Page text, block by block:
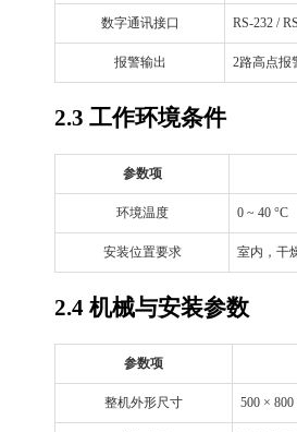
数字通讯接口 RS-232 /
报警输出 2路高点报
2.3 工作环境条件
参数项
环境温度 0 ~ 40 °C
安装位置要求 室内，干
2.4 机械与安装参数
参数项
整机外形尺寸 500 × 800